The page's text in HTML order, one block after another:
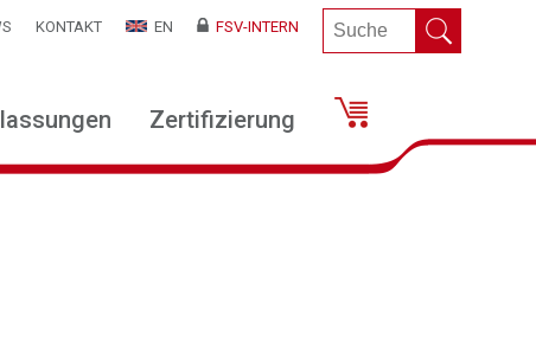
KONTAKT EN FSV-INTERN
Zertifizierung